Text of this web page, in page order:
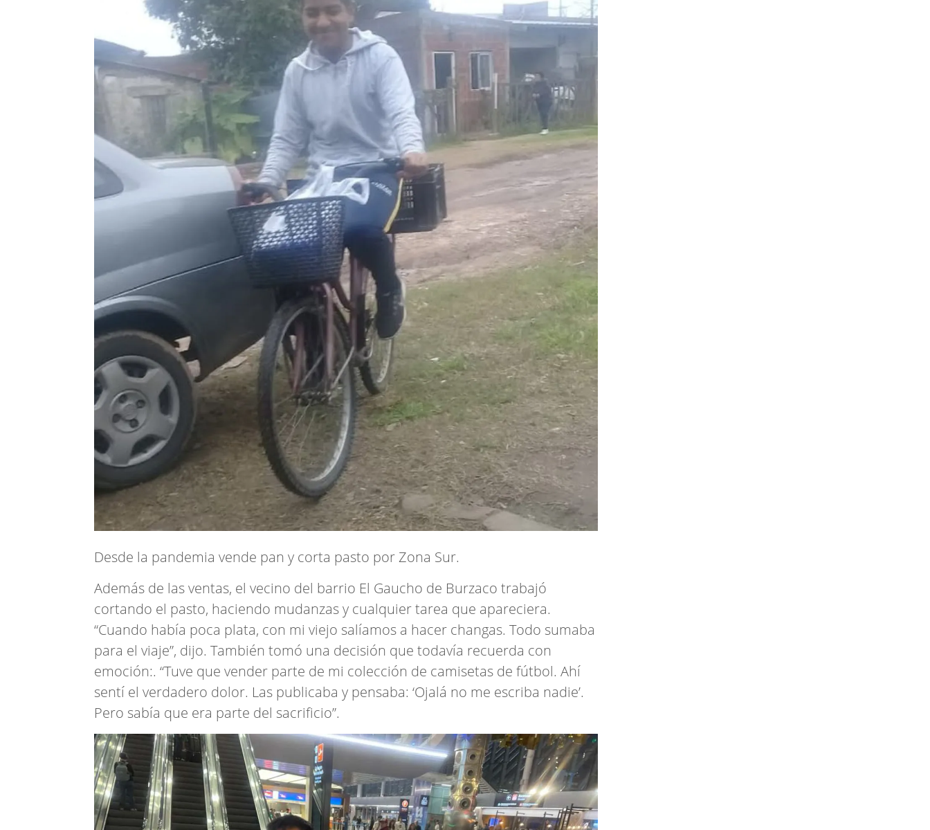
Desde la pandemia vende pan y corta pasto por Zona Sur.
Además de las ventas, el vecino del barrio El Gaucho de Burzaco trabajó
cortando el pasto, haciendo mudanzas y cualquier tarea que apareciera.
“Cuando había poca plata, con mi viejo salíamos a hacer changas. Todo sumaba
para el viaje”, dijo. También tomó una decisión que todavía recuerda con
emoción:. “Tuve que vender parte de mi colección de camisetas de fútbol. Ahí
sentí el verdadero dolor. Las publicaba y pensaba: ‘Ojalá no me escriba nadie’.
Pero sabía que era parte del sacrificio”.